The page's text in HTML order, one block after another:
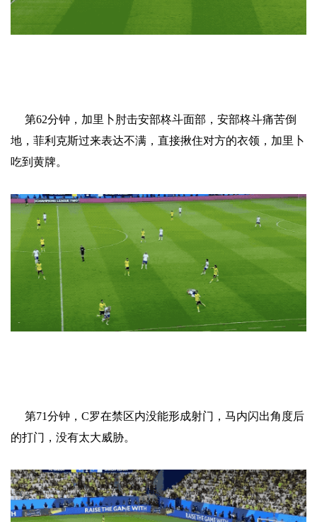
第62分钟，加里卜肘击安部柊斗面部，安部柊斗痛苦倒
地，菲利克斯过来表达不满，直接揪住对方的衣领，加里卜
吃到黄牌。
第71分钟，C罗在禁区内没能形成射门，马内闪出角度后
的打门，没有太大威胁。